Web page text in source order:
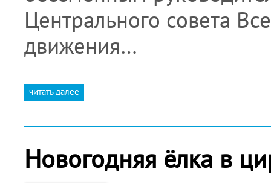
Центрального совета
движения…
читать далее
Новогодняя ёлка в